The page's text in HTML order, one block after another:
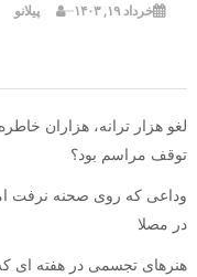
خرداد ۱۹, ۱۴۰۳ پیلانو
لغو هزار ترانه، هزاران
توقف مراسم بود؟
وداعی که روی صحنه نرفت
در مصلا
هنرهای تجسمی در هفته ای